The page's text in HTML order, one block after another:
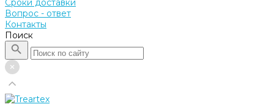
Сроки доставки
Вопрос - ответ
Контакты
Поиск